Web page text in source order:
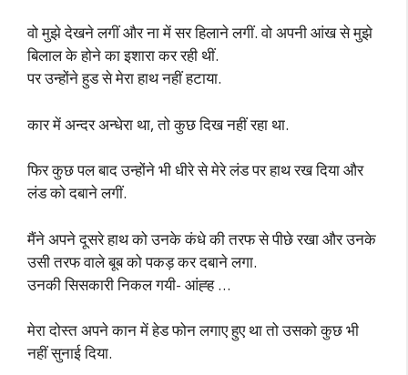
वो मुझे देखने लगीं और ना में सर हिलाने लगीं. वो अपनी आंख से मुझे
बिलाल के होने का इशारा कर रही थीं.
पर उन्होंने हुड से मेरा हाथ नहीं हटाया.
कार में अन्दर अन्धेरा था, तो कुछ दिख नहीं रहा था.
फिर कुछ पल बाद उन्होंने भी धीरे से मेरे लंड पर हाथ रख दिया और
लंड को दबाने लगीं.
मैंने अपने दूसरे हाथ को उनके कंधे की तरफ से पीछे रखा और उनके
उसी तरफ वाले बूब को पकड़ कर दबाने लगा.
उनकी सिसकारी निकल गयी- आंह्ह …
मेरा दोस्त अपने कान में हेड फोन लगाए हुए था तो उसको कुछ भी
नहीं सुनाई दिया.